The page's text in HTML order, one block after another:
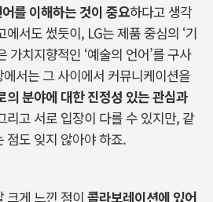
를 이해하는 것이 중요하다고 생각
에서도 썼듯이, LG는 제품 중심의 ‘기
가치지향적인 ‘예술의 언어’를 구사
서는 그 사이에서 커뮤니케이션을
의 분야에 대한 진정성 있는 관심과
리고 서로 입장이 다를 수 있지만, 같
점도 잊지 않아야 하죠.
크게 느낀 점이콜라보레이션에 있어